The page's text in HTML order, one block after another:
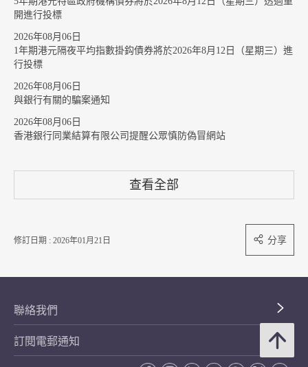
開進行投標
2026年08月06日
1年期港元隔夜平均指數掛鈎債券將於2026年8月12日（星期三）進
行投標
2026年08月06日
與銀行有關的騙案通知
2026年08月06日
香港銀行同業結算有限公司提醒公眾慎防偽冒網站
查看全部
修訂日期 : 2026年01月21日 分享
聯絡我們
訂閱電郵通知